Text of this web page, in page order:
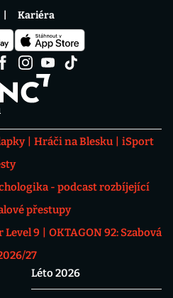
Hráči na Blesku
iSport
- podcast rozbíjející
přestupy
Level 9
OKTAGON 92: Szabová
27
Léto 2026
Kariéra